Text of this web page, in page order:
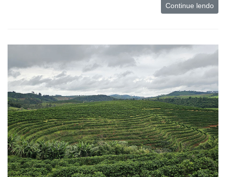
Continue lendo